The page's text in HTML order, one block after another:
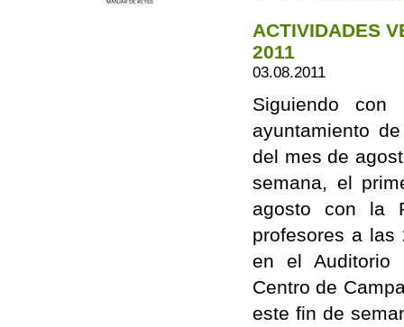
ACTIVIDADES
2011
03.08.2011
Siguiendo
ayuntamiento
del mes de
semana, el
agosto con la
profesores a
en el Auditorio
Centro de
este fin de